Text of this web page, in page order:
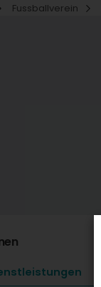
Fussballverein